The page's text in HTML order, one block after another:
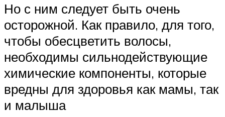
Но с ним следует быть очень
осторожной. Как правило, для того,
чтобы обесцветить волосы,
необходимы сильнодействующие
химические компоненты, которые
вредны для здоровья как мамы, так
и малыша